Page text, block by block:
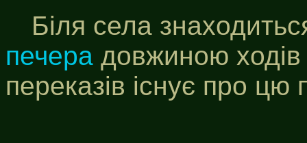
Біля села
печера довжиною ходів
переказів існує про цю